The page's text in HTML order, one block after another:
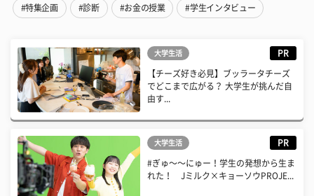
#特集企画 #診断 #お金の授業 #学生インタビュー
大学生活 PR
【チーズ好き必見】ブッラータチーズ
でどこまで広がる？ 大学生が挑んだ自
由す...
大学生活 PR
#ぎゅ〜〜にゅー！学生の発想から生ま
れた！ Jミルク×キョーソウPROJE...